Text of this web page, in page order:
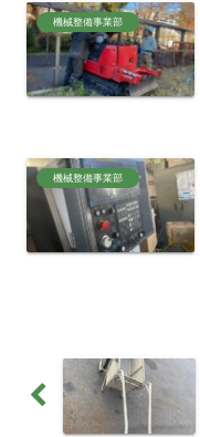
機械整備事業部
機械整備事業部